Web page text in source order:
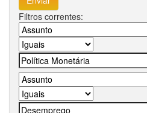
Filtros correntes: